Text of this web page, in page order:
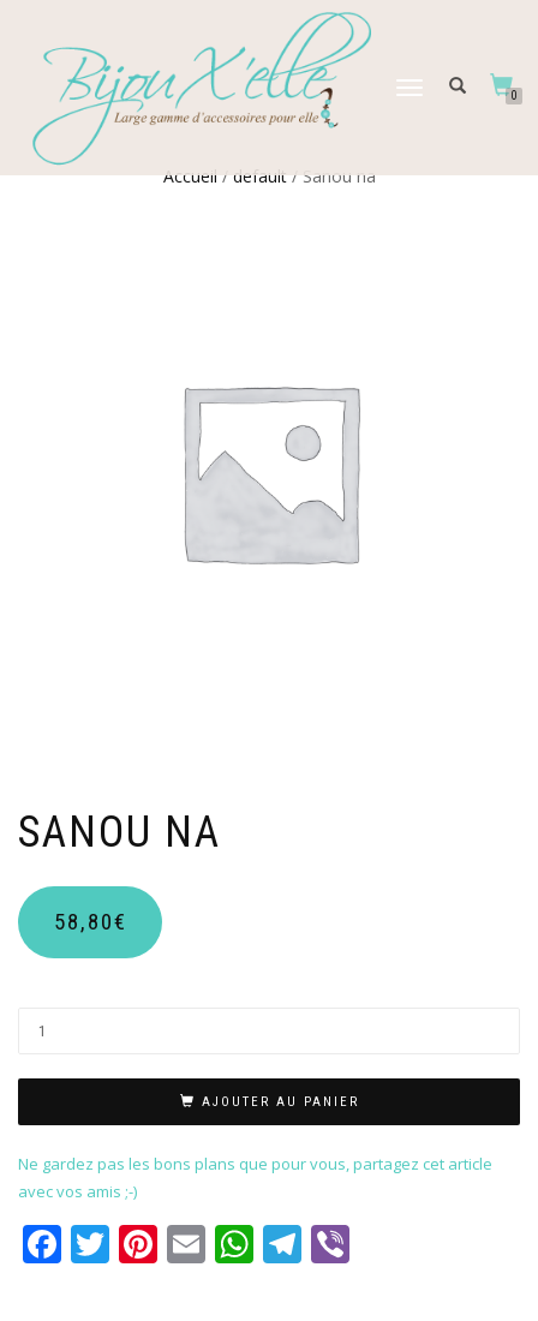
DÉPLIER
0
Accueil/default/ Sanou na
SANOU NA
58,80€
AJOUTER AU PANIER
Ne gardez pas les bons plans que pour vous, partagez cet article
avec vos amis ;-)
Facebook
Twitter
Pinterest
EmailWhatsApp
Telegram